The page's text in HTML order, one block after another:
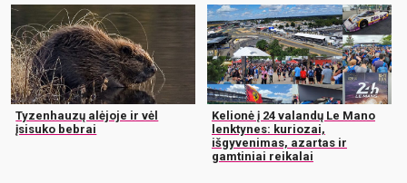
Tyzenhauzų alėjoje ir vėl
įsisuko bebrai
Kelionė į 24 valandų Le Mano
lenktynes: kuriozai,
išgyvenimas, azartas ir
gamtiniai reikalai